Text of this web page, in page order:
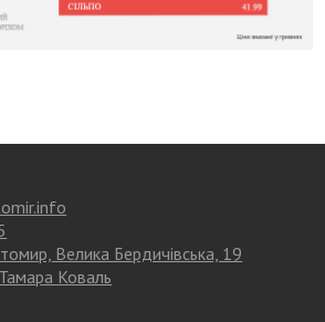
Велика Бердичівська, 19
Тамара Коваль